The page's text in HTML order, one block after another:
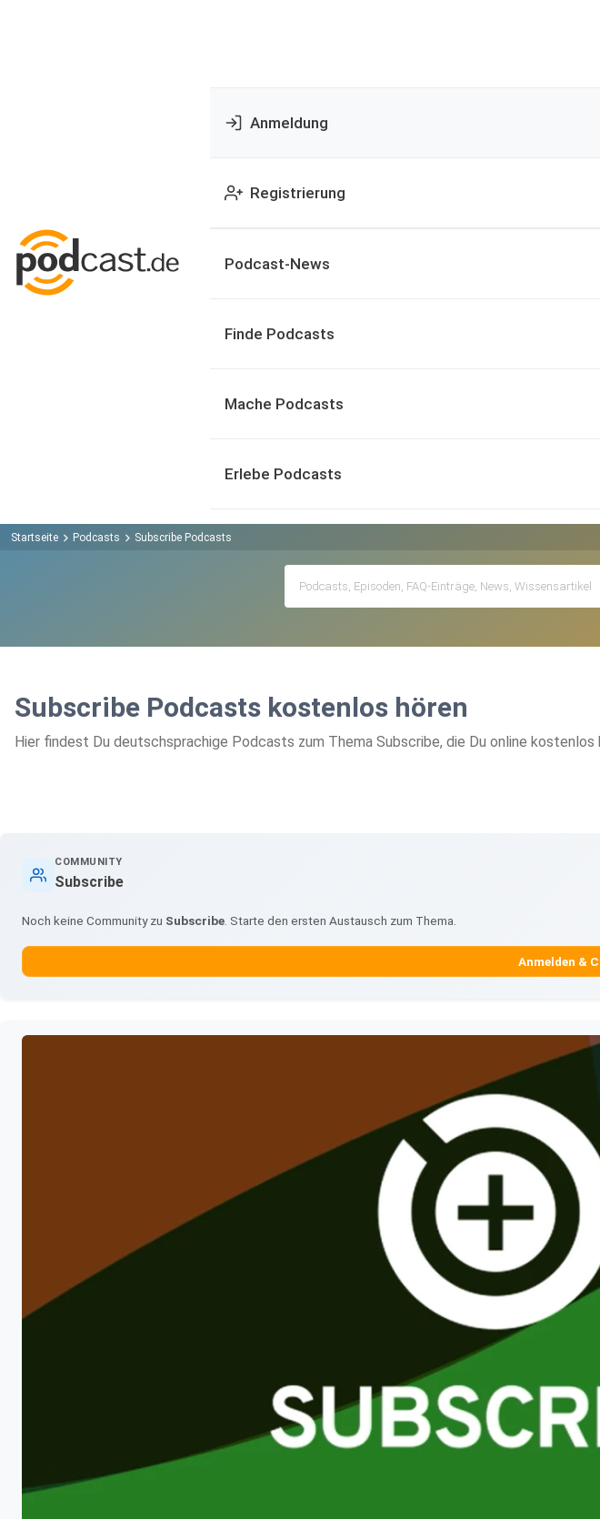
Anmeldung
Registrierung
Podcast-News
Finde Podcasts
Mache Podcasts
Erlebe Podcasts
Startseite Podcasts Subscribe Podcasts
Subscribe Podcasts kostenlos hören
Hier findest Du deutschsprachige Podcasts zum Thema Subscribe, die Du online kostenlos
COMMUNITY
Subscribe
Noch keine Community zu Subscribe . Starte den ersten Austausch zum Thema.
Anmelden &